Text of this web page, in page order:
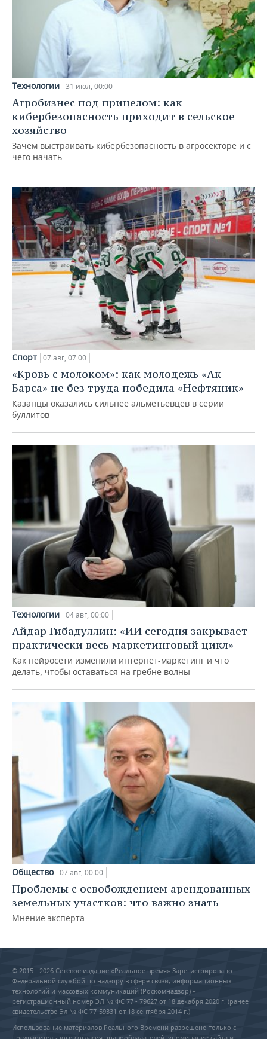
Технологии 31 июл, 00:00
Агробизнес под прицелом: как
кибербезопасность приходит в сельское
хозяйство
Зачем выстраивать кибербезопасность в агросекторе и с
чего начать
Спорт 07 авг, 07:00
«Кровь с молоком»: как молодежь «Ак
Барса» не без труда победила «Нефтяник»
Казанцы оказались сильнее альметьевцев в серии
буллитов
Технологии 04 авг, 00:00
Айдар Гибадуллин: «ИИ сегодня закрывает
практически весь маркетинговый цикл»
Как нейросети изменили интернет-маркетинг и что
делать, чтобы оставаться на гребне волны
Общество 07 авг, 00:00
Проблемы с освобождением арендованных
земельных участков: что важно знать
Мнение эксперта
© 2015 - 2026 Сетевое издание «Реальное время» Зарегистрировано
Федеральной службой по надзору в сфере связи, информационных
технологий и массовых коммуникаций (Роскомнадзор) –
регистрационный номер ЭЛ № ФС 77 - 79627 от 18 декабря 2020 г. (ранее
свидетельство Эл № ФС 77-59331 от 18 сентября 2014 г.)
Использование материалов Реального Времени разрешено только с